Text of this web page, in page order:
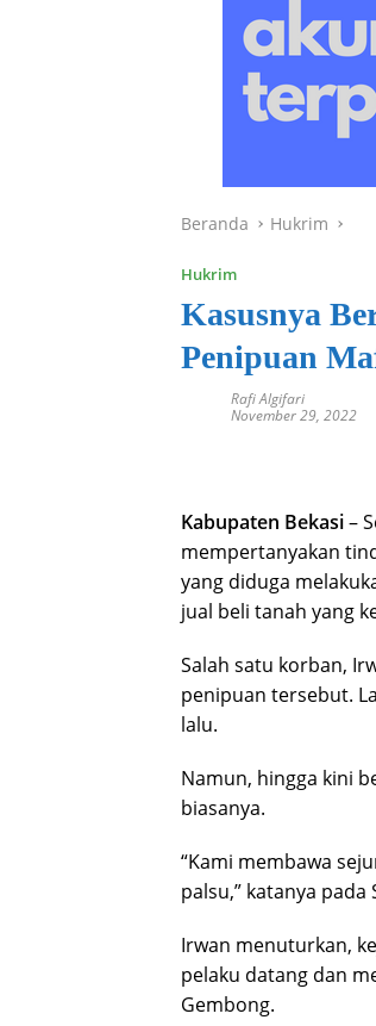
Beranda Hukrim
Hukrim
Kasusnya
Penipuan
Rafi Algifari
November 29, 2022
Kabupaten Bekasi–
mempertanyakan
yang diduga
jual beli tanah yang
Salah satu korban,
penipuan tersebut.
lalu.
Namun, hingga kini
biasanya.
“Kami membawa
palsu,” katanya pada
Irwan menuturkan,
pelaku datang dan
Gembong.